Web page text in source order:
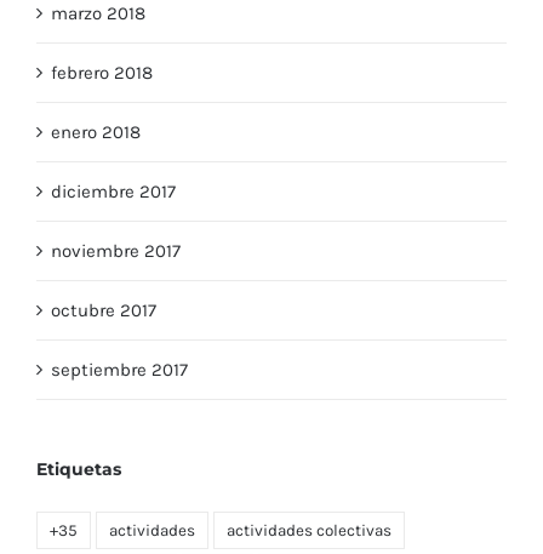
marzo 2018
febrero 2018
enero 2018
diciembre 2017
noviembre 2017
octubre 2017
septiembre 2017
Etiquetas
+35 actividades actividades colectivas